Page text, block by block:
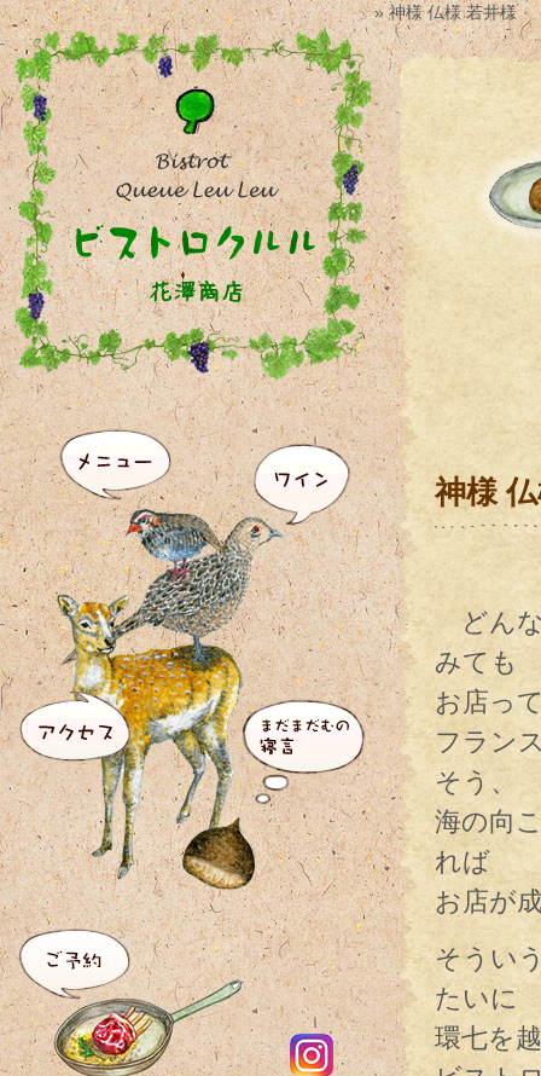
» 神様 仏様 若井様
神様
どんな
みても
お店っ
フラン
そう、
海の向
れば
お店が
そうい
たいに
環七を